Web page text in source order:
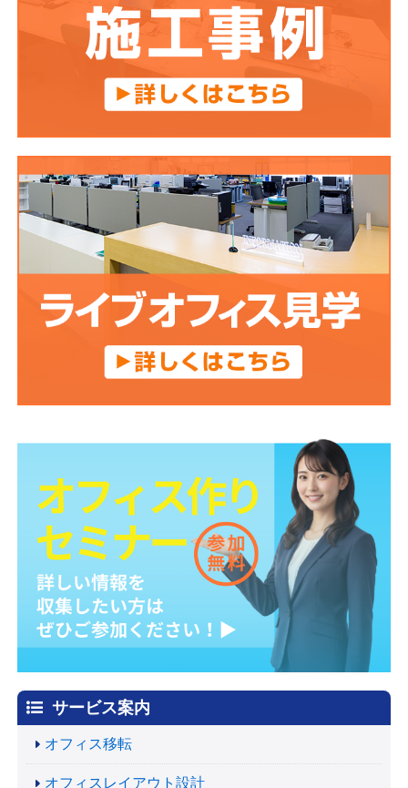
サービス案内
オフィス移転
オフィスレイアウト設計